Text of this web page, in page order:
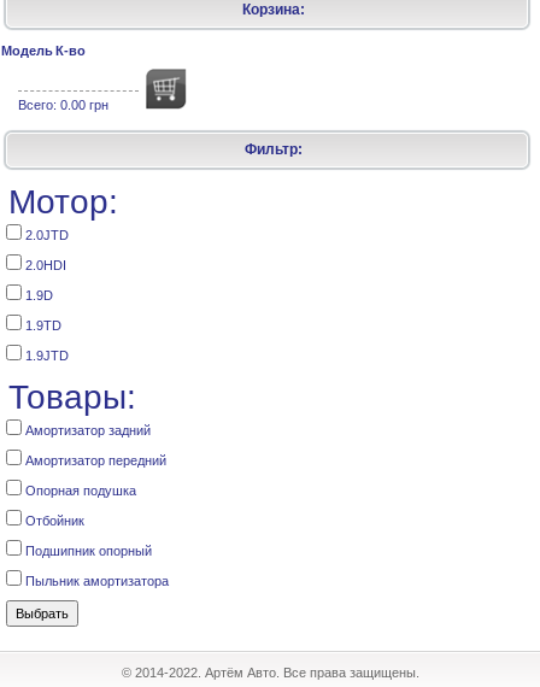
Корзина:
Модель К-во
Всего: 0.00 грн
Фильтр:
Мотор:
2.0JTD
2.0HDI
1.9D
1.9TD
1.9JTD
Товары:
Амортизатор задний
Амортизатор передний
Опорная подушка
Отбойник
Подшипник опорный
Пыльник амортизатора
© 2014-2022. Артём Авто. Все права защищены.